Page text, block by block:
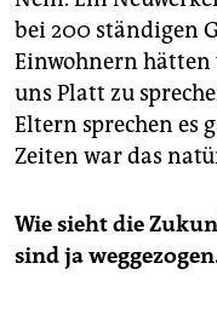
bei 200 ständigen
Einwohnern hätten
uns Platt zu
Eltern sprechen es
Zeiten war das
Wie sieht die
sind ja